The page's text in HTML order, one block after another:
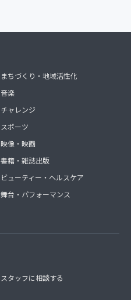
まちづくり・地域活性化
音楽
チャレンジ
スポーツ
映像・映画
書籍・雑誌出版
ビューティー・ヘルスケア
舞台・パフォーマンス
スタッフに相談する